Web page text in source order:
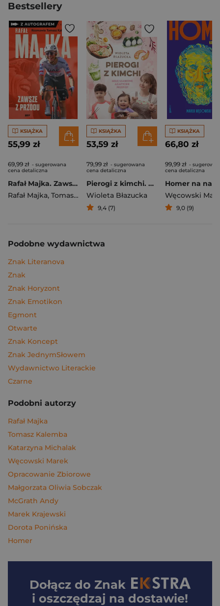
Bestsellery
KSIĄŻKA
55,99 zł
69,99 zł - sugerowana
cena detaliczna
Rafał Majka. Zawsze z przodu. Rozmawia Tomasz Kalemba - książka z autografem
Rafał Majka, Tomasz Kalemba
KSIĄŻKA
53,59 zł
79,99 zł - sugerowana
cena detaliczna
Pierogi z kimchi. Moje ulubione azjatyckie przepisy
Wioleta Błazucka
9,4 (7)
KSIĄŻKA
66,80 zł
99,99 zł -
cena detaliczna
Węcowski
9,0 (9)
Podobne wydawnictwa
Znak Literanova
Znak
Znak Horyzont
Znak Emotikon
Egmont
Otwarte
Znak Koncept
Znak JednymSłowem
Wydawnictwo Literackie
Czarne
Podobni autorzy
Rafał Majka
Tomasz Kalemba
Katarzyna Michalak
Węcowski Marek
Opracowanie Zbiorowe
Małgorzata Oliwia Sobczak
McGrath Andy
Marek Krajewski
Dorota Ponińska
Homer
Dołącz do Znak
i oszczędzaj na dostawie!